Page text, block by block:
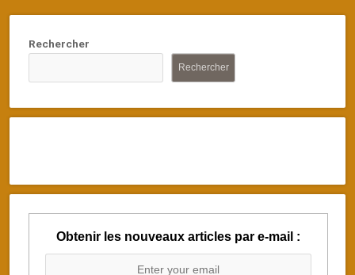
Rechercher
Rechercher
Obtenir les nouveaux articles par e-mail :